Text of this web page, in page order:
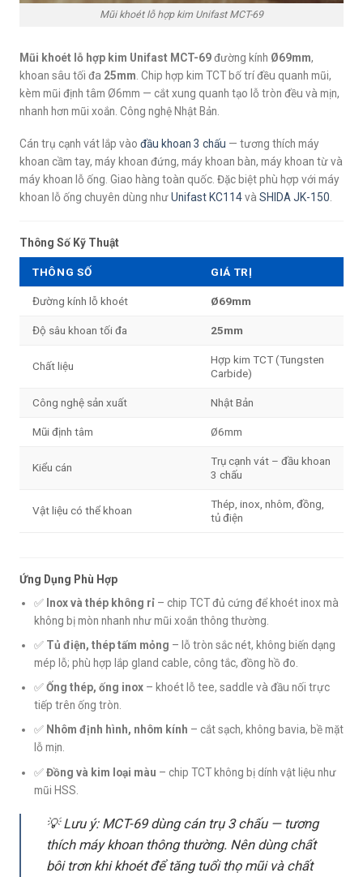
Mũi khoét lỗ hợp kim Unifast MCT-69
Mũi khoét lỗ hợp kim Unifast MCT-69đường kính Ø69mm,
khoan sâu tối đa 25mm . Chip hợp kim TCT bố trí đều quanh mũi,
kèm mũi định tâm Ø6mm — cắt xung quanh tạo lỗ tròn đều và mịn,
nhanh hơn mũi xoắn. Công nghệ Nhật Bản.
Cán trụ cạnh vát lắp vào đầu khoan 3 chấu — tương thích máy
khoan cầm tay, máy khoan đứng, máy khoan bàn, máy khoan từ và
máy khoan lỗ ống. Giao hàng toàn quốc. Đặc biệt phù hợp với máy
khoan lỗ ống chuyên dùng nhưUnifast KC114và SHIDA JK-150
Thông Số Kỹ Thuật
THÔNG SỐ GIÁ TRỊ
Đường kính lỗ khoét Ø69mm
Độ sâu khoan tối đa 25mm
Chất liệu
Hợp kim TCT (Tungsten
Carbide)
Công nghệ sản xuất Nhật Bản
Mũi định tâm Ø6mm
Kiểu cán
Trụ cạnh vát – đầu khoan
3 chấu
Vật liệu có thể khoan
Thép, inox, nhôm, đồng,
tủ điện
Ứng Dụng Phù Hợp
✅ Inox và thép không rỉ– chip TCT đủ cứng để khoét inox mà
không bị mòn nhanh như mũi xoắn thông thường.
✅ Tủ điện, thép tấm mỏng – lỗ tròn sắc nét, không biến dạng
mép lỗ; phù hợp lắp gland cable, công tắc, đồng hồ đo.
✅Ống thép, ống inox– khoét lỗ tee, saddle và đầu nối trực
tiếp trên ống tròn.
✅ Nhôm định hình, nhôm kính – cắt sạch, không bavia, bề mặt
lỗ mịn.
✅Đồng và kim loại màu – chip TCT không bị dính vật liệu như
mũi HSS.
💡 Lưu ý: MCT-69 dùng cán trụ 3 chấu — tương
thích máy khoan thông thường. Nên dùng chất
bôi trơn khi khoét để tăng tuổi thọ mũi và chất